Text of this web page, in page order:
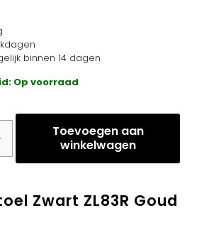
binnen 14 dagen
Op voorraad
Toevoegen aan
winkelwagen
Zwart ZL83R Goud